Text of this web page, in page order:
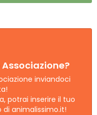
inviandoci
potrai inserire il tuo
animalissimo.it!